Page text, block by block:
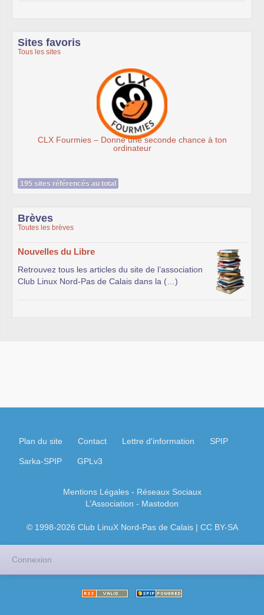
Sites favoris
Tous les sites
chance à ton
Association Éthiciel
195 sites référencés au total
Brèves
Toutes les brèves
Nouvelles du Libre
Retrouvez tous les articles du site de l’association
Club Linux Nord-Pas de Calais dans la (…)
Plan du site Contact Lettre d'information SPIP
Sarka-SPIP GPLv3
Mentions Légales- Réseaux Sociaux
L’Association - Mastodon
© 1998-2026 Club LinuX Nord-Pas de Calais | CC BY-SA
Connexion